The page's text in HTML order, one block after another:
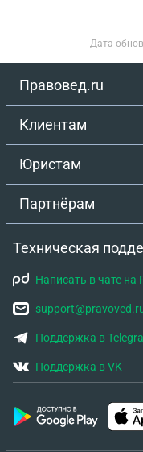
Дата
Правовед.ru
Клиентам
Юристам
Партнёрам
Техническая
Написать в чате на
Поддержка в
Поддержка в VK